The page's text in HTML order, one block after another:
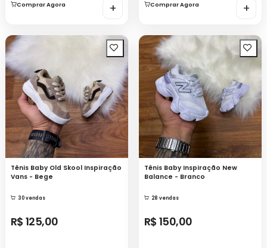
Comprar Agora + Comprar Agora +
Tênis Baby Old Skool Inspiração
Vans - Bege
30 vendas
R$ 125,00
Tênis Baby Inspiração New
Balance - Branco
28 vendas
R$ 150,00